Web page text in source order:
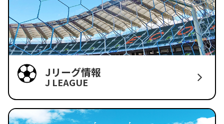
Jリーグ情報
J LEAGUE